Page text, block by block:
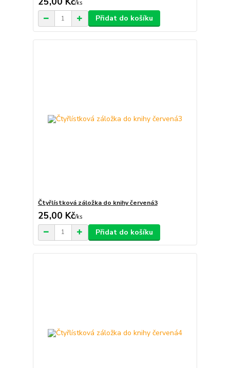
/ks
Přidat do košíku
Čtyřlístková záložka do knihy červená3
25,00 Kč/ks
Přidat do košíku